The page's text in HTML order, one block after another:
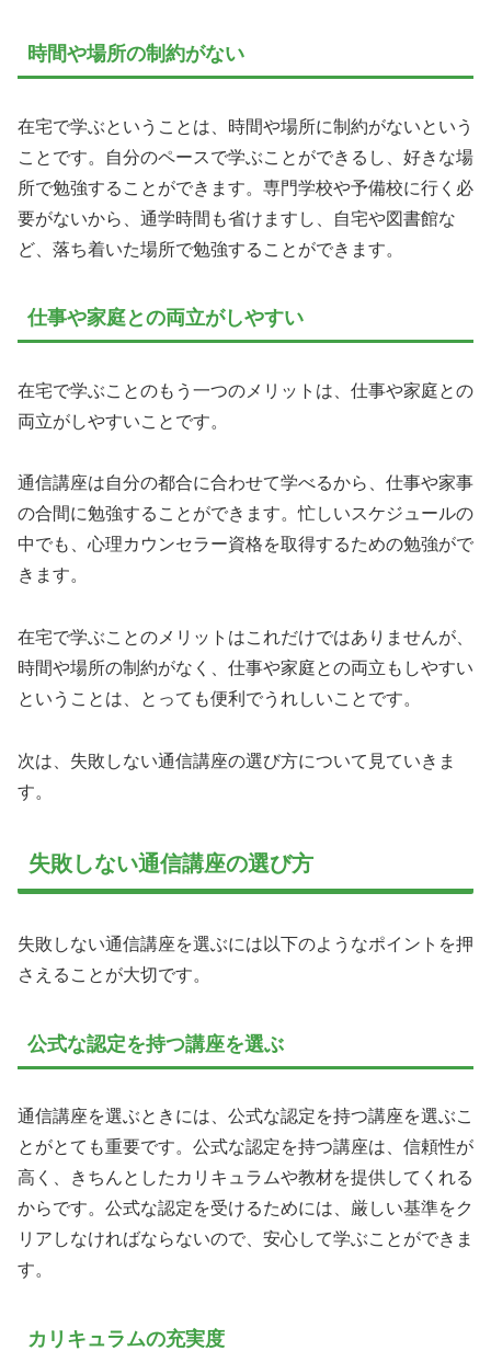
時間や場所の制約がない
在宅で学ぶということは、時間や場所に制約がないという
ことです。自分のペースで学ぶことができるし、好きな場
所で勉強することができます。専門学校や予備校に行く必
要がないから、通学時間も省けますし、自宅や図書館な
ど、落ち着いた場所で勉強することができます。
仕事や家庭との両立がしやすい
在宅で学ぶことのもう一つのメリットは、仕事や家庭との
両立がしやすいことです。
通信講座は自分の都合に合わせて学べるから、仕事や家事
の合間に勉強することができます。忙しいスケジュールの
中でも、心理カウンセラー資格を取得するための勉強がで
きます。
在宅で学ぶことのメリットはこれだけではありませんが、
時間や場所の制約がなく、仕事や家庭との両立もしやすい
ということは、とっても便利でうれしいことです。
次は、失敗しない通信講座の選び方について見ていきま
す。
失敗しない通信講座の選び方
失敗しない通信講座を選ぶには以下のようなポイントを押
さえることが大切です。
公式な認定を持つ講座を選ぶ
通信講座を選ぶときには、公式な認定を持つ講座を選ぶこ
とがとても重要です。公式な認定を持つ講座は、信頼性が
高く、きちんとしたカリキュラムや教材を提供してくれる
からです。公式な認定を受けるためには、厳しい基準をク
リアしなければならないので、安心して学ぶことができま
す。
カリキュラムの充実度